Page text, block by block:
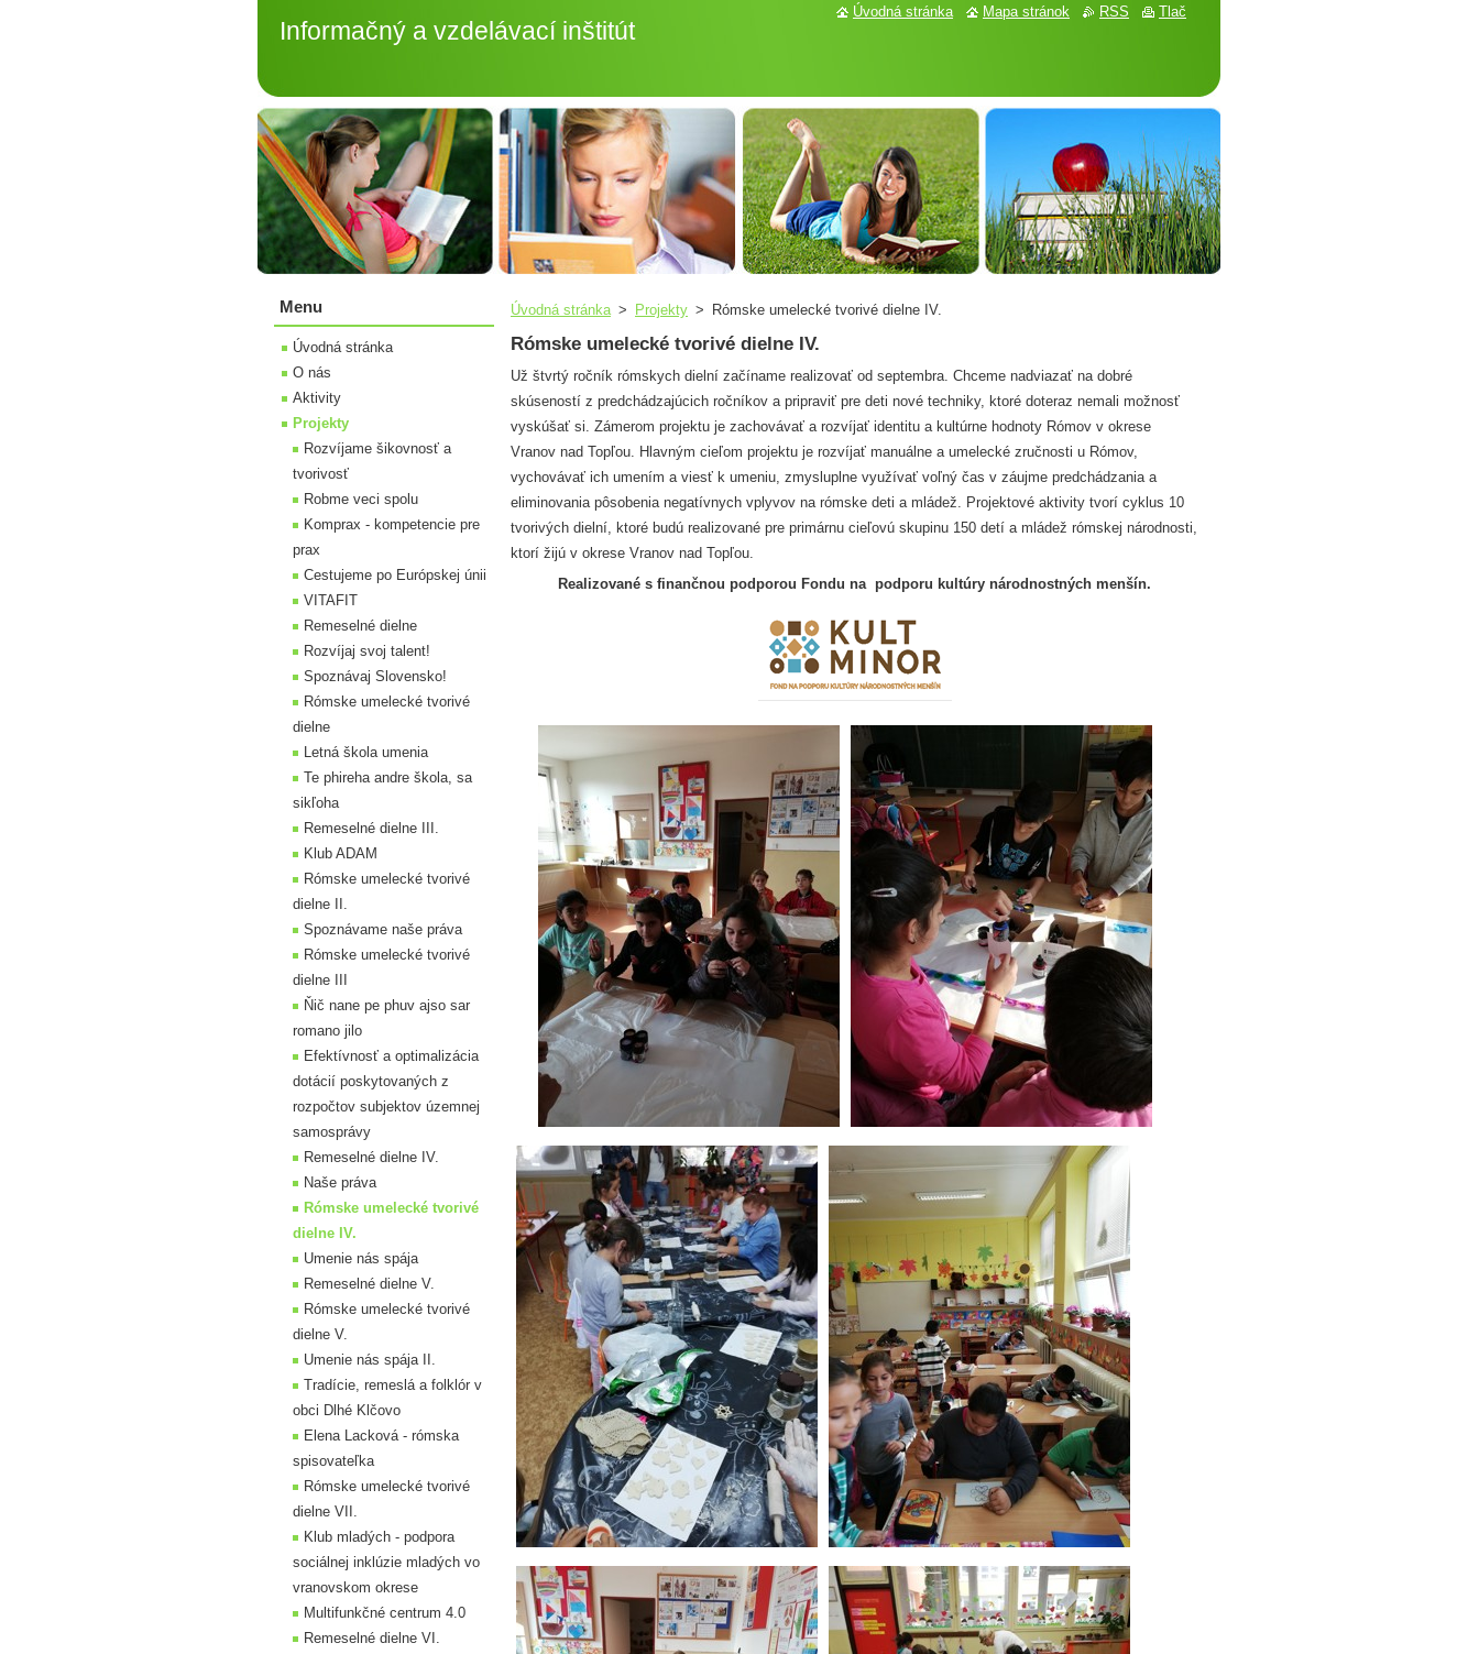
Informačný a vzdelávací inštitút
Úvodná stránka > Projekty > Rómske umelecké tvorivé dielne IV.
Rómske umelecké tvorivé dielne IV.
Už štvrtý ročník rómskych dielní začíname realizovať od septembra. Chceme nadviazať na dobré
skúseností z predchádzajúcich ročníkov a pripraviť pre deti nové techniky, ktoré doteraz nemali možnosť
vyskúšať si. Zámerom projektu je zachovávať a rozvíjať identitu a kultúrne hodnoty Rómov v okrese
Vranov nad Topľou. Hlavným cieľom projektu je rozvíjať manuálne a umelecké zručnosti u Rómov,
vychovávať ich umením a viesť k umeniu, zmysluplne využívať voľný čas v záujme predchádzania a
eliminovania pôsobenia negatívnych vplyvov na rómske deti a mládež. Projektové aktivity tvorí cyklus 10
tvorivých dielní, ktoré budú realizované pre primárnu cieľovú skupinu 150 detí a mládež rómskej národnosti,
ktorí žijú v okrese Vranov nad Topľou.
Realizované s finančnou podporou Fondu na podporu kultúry národnostných menšín.
Menu
Úvodná stránka
O nás
Aktivity
Projekty
Rozvíjame šikovnosť a
tvorivosť
Robme veci spolu
Komprax - kompetencie pre
prax
Cestujeme po Európskej únii
VITAFIT
Remeselné dielne
Rozvíjaj svoj talent!
Spoznávaj Slovensko!
Rómske umelecké tvorivé
dielne
Letná škola umenia
Te phireha andre škola, sa
sikľoha
Remeselné dielne III.
Klub ADAM
Rómske umelecké tvorivé
dielne II.
Spoznávame naše práva
Rómske umelecké tvorivé
dielne III
Ňič nane pe phuv ajso sar
romano jilo
Efektívnosť a optimalizácia
dotácií poskytovaných z
rozpočtov subjektov územnej
samosprávy
Remeselné dielne IV.
Naše práva
Rómske umelecké tvorivé
dielne IV.
Umenie nás spája
Remeselné dielne V.
Rómske umelecké tvorivé
dielne V.
Umenie nás spája II.
Tradície, remeslá a folklór v
obci Dlhé Klčovo
Elena Lacková - rómska
spisovateľka
Rómske umelecké tvorivé
dielne VII.
Klub mladých - podpora
sociálnej inklúzie mladých vo
vranovskom okrese
Multifunkčné centrum 4.0
Remeselné dielne VI.
Úvodná stránka Mapa stránok RSS Tlač